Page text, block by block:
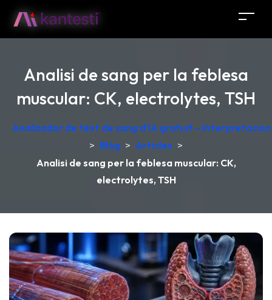
Analisi de sang per la feblesa
muscular: CK, electrolytes, TSH
Analizador de tèst de sang d'IA gratuit –
> Blòg > Articles >
Analisi de sang per la feblesa muscular: CK,
electrolytes, TSH